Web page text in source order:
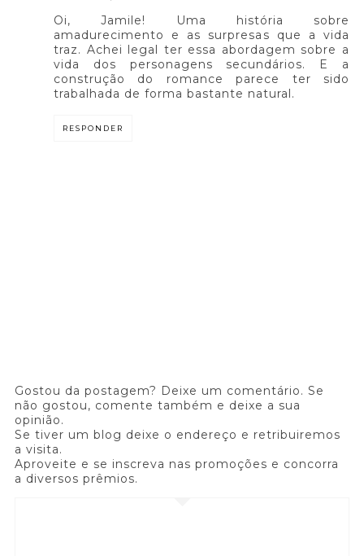
Oi, Jamile! Uma história sobre
amadurecimento e as surpresas que a vida
traz. Achei legal ter essa abordagem sobre a
vida dos personagens secundários. E a
construção do romance parece ter sido
trabalhada de forma bastante natural.
RESPONDER
Gostou da postagem? Deixe um comentário. Se
não gostou, comente também e deixe a sua
opinião.
Se tiver um blog deixe o endereço e retribuiremos
a visita.
Aproveite e se inscreva nas promoções e concorra
a diversos prêmios.